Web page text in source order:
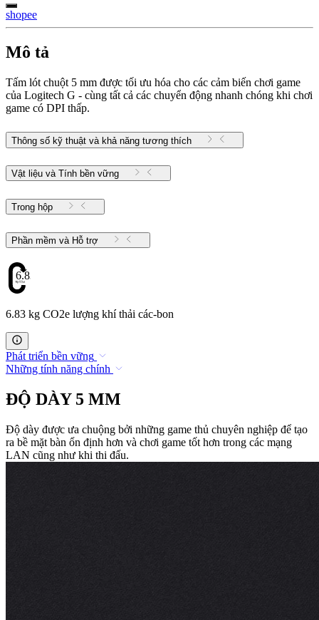
shopee
Mô tả
Tấm lót chuột 5 mm được tối ưu hóa cho các cảm biến chơi game
của Logitech G - cùng tất cả các chuyển động nhanh chóng khi chơi
game có DPI thấp.
Thông số kỹ thuật và khả năng tương thích
Vật liệu và Tính bền vững
Trong hộp
Phần mềm và Hỗ trợ
6.83
6.83 kg CO2e lượng khí thải các-bon
Phát triển bền vững
Những tính năng chính
ĐỘ DÀY 5 MM
Độ dày được ưa chuộng bởi những game thủ chuyên nghiệp để tạo
ra bề mặt bàn ổn định hơn và chơi game tốt hơn trong các mạng
LAN cũng như khi thi đấu.